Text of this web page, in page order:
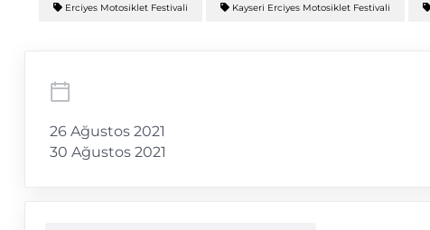
Erciyes Motosiklet Festivali Kayseri Erciyes Motosiklet Festivali
26 Ağustos 2021
30 Ağustos 2021